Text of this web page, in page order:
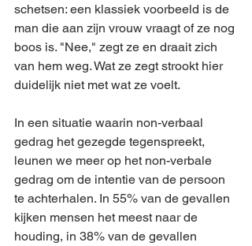
schetsen: een klassiek voorbeeld is de
man die aan zijn vrouw vraagt of ze nog
boos is. "Nee," zegt ze en draait zich
van hem weg. Wat ze zegt strookt hier
duidelijk niet met wat ze voelt.
In een situatie waarin non-verbaal
gedrag het gezegde tegenspreekt,
leunen we meer op het non-verbale
gedrag om de intentie van de persoon
te achterhalen. In 55% van de gevallen
kijken mensen het meest naar de
houding, in 38% van de gevallen